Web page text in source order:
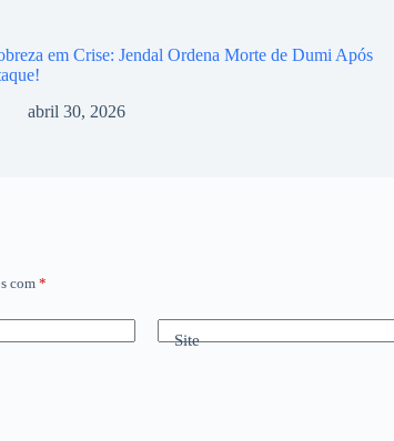
em Crise: Jendal Ordena Morte de Dumi Após
abril 30, 2026
com *
Site